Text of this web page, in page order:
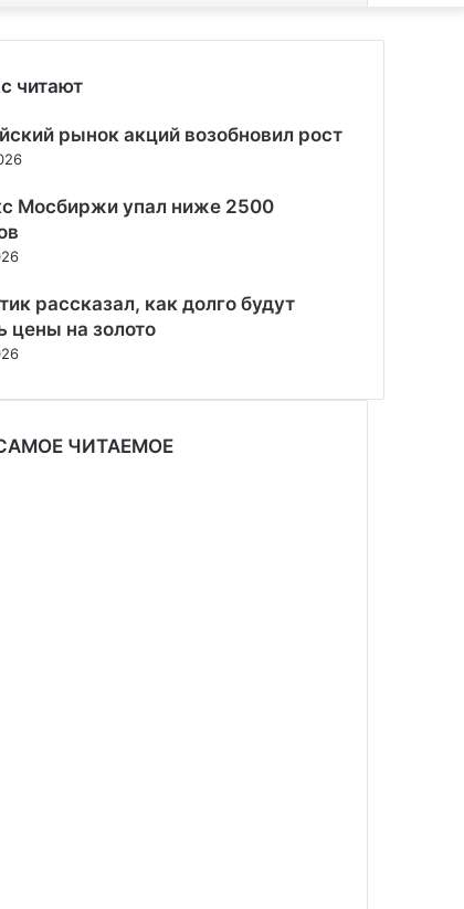
читают
рынок акций возобновил рост
Мосбиржи упал ниже 2500
рассказал, как долго будут
цены на золото
ЧИТАЕМОЕ